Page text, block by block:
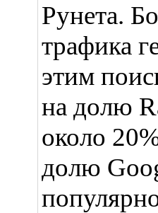
Рунета.
трафика
этим
на долю
около
долю